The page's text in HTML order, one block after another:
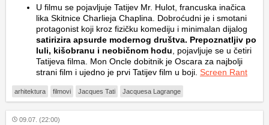
U filmu se pojavljuje Tatijev Mr. Hulot, francuska inačica
lika Skitnice Charlieja Chaplina. Dobroćudni je i smotani
protagonist koji kroz fizičku komediju i minimalan dijalog
satirizira apsurde modernog društva. Prepoznatljiv po
luli, kišobranu i neobičnom hodu , pojavljuje se u četiri
Tatijeva filma. Mon Oncle dobitnik je Oscara za najbolji
strani film i ujedno je prvi Tatijev film u boji. Screen Rant
arhitektura filmovi Jacques Tati Jacquesa Lagrange
09.07. (22:00)